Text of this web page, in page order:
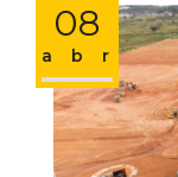
08
abr